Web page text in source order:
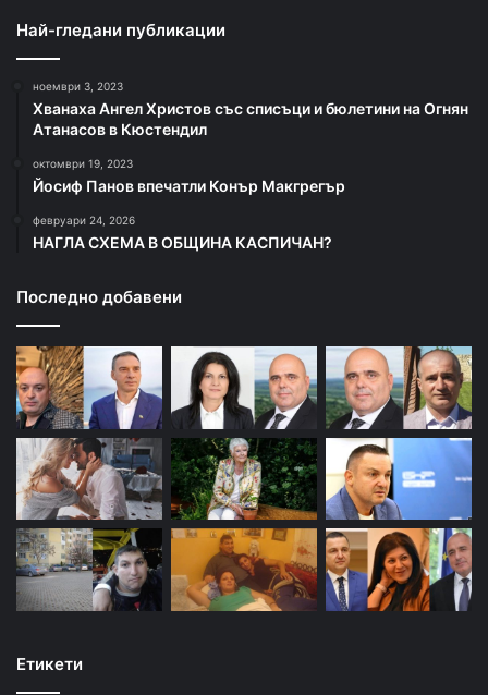
Най-гледани публикации
ноември 3, 2023
Хванаха Ангел Христов със списъци и бюлетини на Огнян
Атанасов в Кюстендил
октомври 19, 2023
Йосиф Панов впечатли Конър Макгрегър
февруари 24, 2026
НАГЛА СХЕМА В ОБЩИНА КАСПИЧАН?
Последно добавени
Етикети